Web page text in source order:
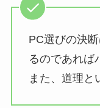
PC選びの決
るのであれば
また、道理と